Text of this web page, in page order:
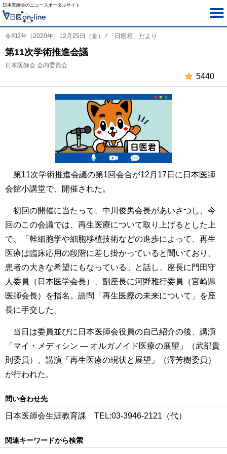
日本医師会のニュースポータルサイト
令和2年（2020年）12月25日（金） / 「日医君」だより
第11次学術推進会議
日本医師会 会内委員会
5440
第11次学術推進会議の第1回会合が12月17日に日本医師
会館小講堂で、開催された。
初回の開催に当たって、中川俊男会長があいさつし、今
回のこの会議では、再生医療について取り上げるとした上
で、「幹細胞学や細胞移植技術などの進歩によって、再生
医療は臨床応用の段階に差し掛かっていると聞いており、
患者の大きな希望にもなっている」と話し、座長に門田守
人委員（日本医学会長）、副座長に河野雅行委員（宮崎県
医師会長）を指名。諮問「再生医療の未来について」を座
長に手交した。
当日は委員並びに日本医師会役員の自己紹介の後、講演
「マイ・メディシン ― オルガノイド医療の展望」（武部貴
則委員）、講演「再生医療の現状と展望」（澤芳樹委員）
が行われた。
問い合わせ先
日本医師会生涯教育課 TEL:03‐3946‐2121（代）
関連キーワードから検索